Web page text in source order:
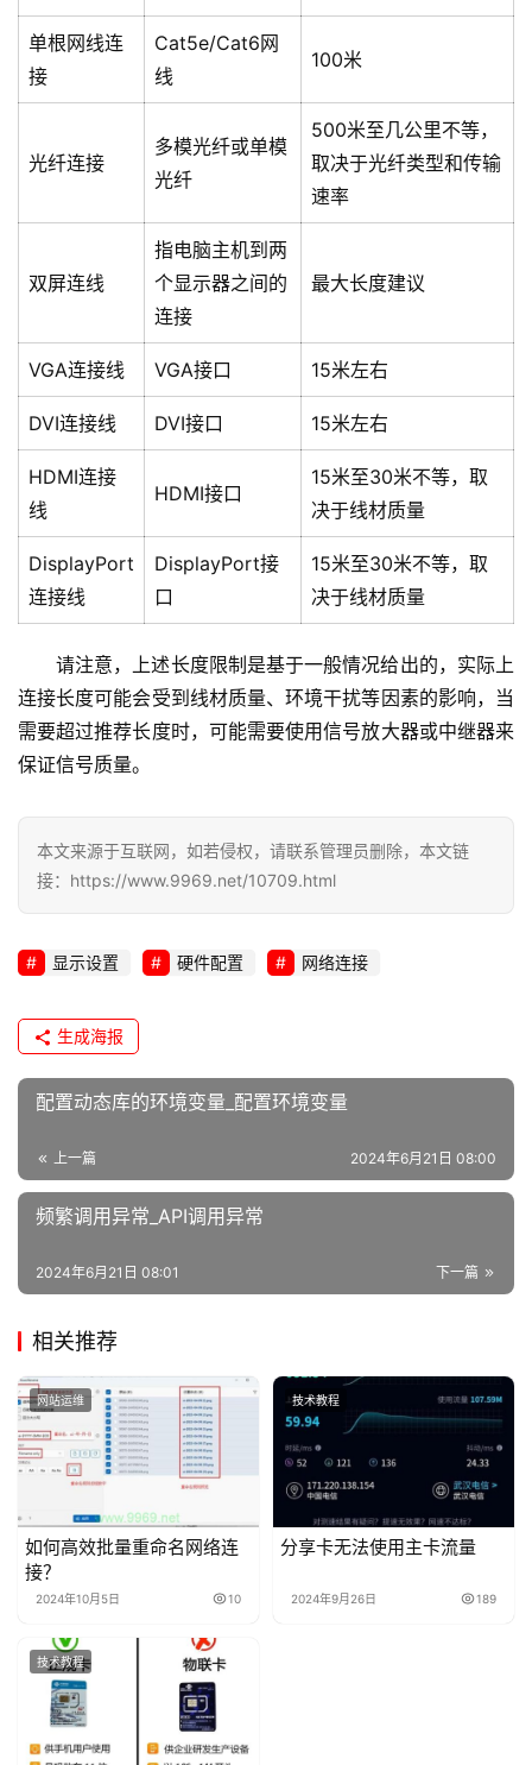
单根网线连
接
Cat5e/Cat6网
线
100米
光纤连接
多模光纤或单模
光纤
500米至几公里不等，
取决于光纤类型和传输
速率
双屏连线
指电脑主机到两
个显示器之间的
连接
最大长度建议
VGA连接线 VGA接口 15米左右
DVI连接线 DVI接口 15米左右
HDMI连接
线
HDMI接口
15米至30米不等，取
决于线材质量
DisplayPort
连接线
DisplayPort接
口
15米至30米不等，取
决于线材质量
请注意，上述长度限制是基于一般情况给出的，实际上
连接长度可能会受到线材质量、环境干扰等因素的影响，当
需要超过推荐长度时，可能需要使用信号放大器或中继器来
保证信号质量。
本文来源于互联网，如若侵权，请联系管理员删除，本文链
接：https://www.9969.net/10709.html
显示设置 硬件配置 网络连接
生成海报
配置动态库的环境变量_配置环境变量
上一篇 2024年6月21日 08:00
频繁调用异常_API调用异常
下一篇
2024年6月21日 08:01
相关推荐
网站运维
如何高效批量重命名网络连
接？
2024年10月5日 10
技术教程
分享卡无法使用主卡流量
2024年9月26日 189
技术教程